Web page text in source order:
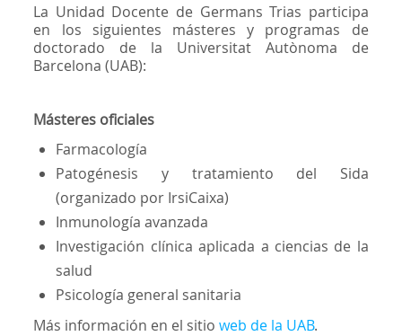
La Unidad Docente de Germans Trias participa
en los siguientes másteres y programas de
doctorado de la Universitat Autònoma de
Barcelona (UAB):
Másteres oficiales
Farmacología
Patogénesis y tratamiento del Sida
(organizado por IrsiCaixa)
Inmunología avanzada
Investigación clínica aplicada a ciencias de la
salud
Psicología general sanitaria
Más información en el sitioweb de la UAB.